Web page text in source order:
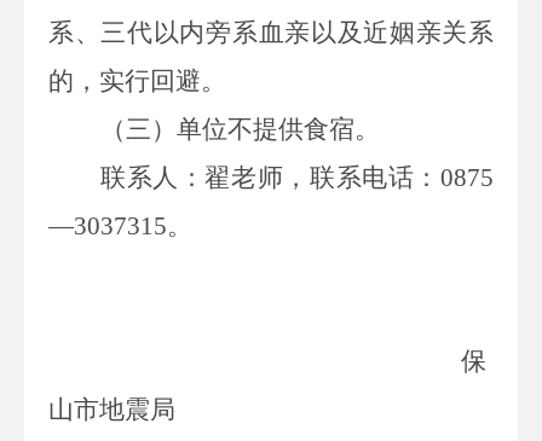
系、三代以内旁系血亲以及近姻亲关系
的，实行回避。
（三）单位不提供食宿。
联系人：翟老师，联系电话： 0875
—3037315。
保
山市地震局